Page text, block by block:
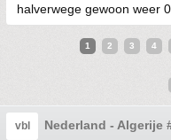
halverwege gewoon weer
1 2 3 4
vbl Nederland - Algerije